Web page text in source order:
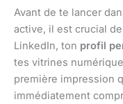
Avant de te lancer
active, il est crucial
LinkedIn, ton profil
tes vitrines
première impression
immédiatement